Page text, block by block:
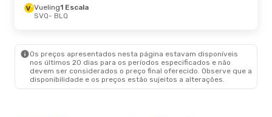
Vueling1 Escala
SVQ- BLQ
Os preços apresentados nesta página estavam disponíveis
nos últimos 20 dias para os períodos especificados e não
devem ser considerados o preço final oferecido. Observe que a
disponibilidade e os preços estão sujeitos a alterações.